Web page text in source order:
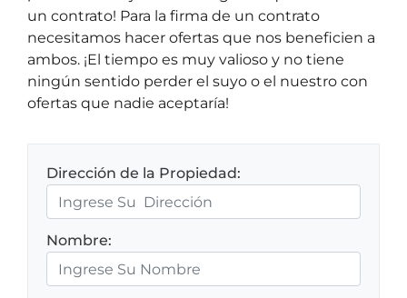
un contrato! Para la firma de un contrato
necesitamos hacer ofertas que nos beneficien a
ambos. ¡El tiempo es muy valioso y no tiene
ningún sentido perder el suyo o el nuestro con
ofertas que nadie aceptaría!
Dirección de la Propiedad:
Nombre: